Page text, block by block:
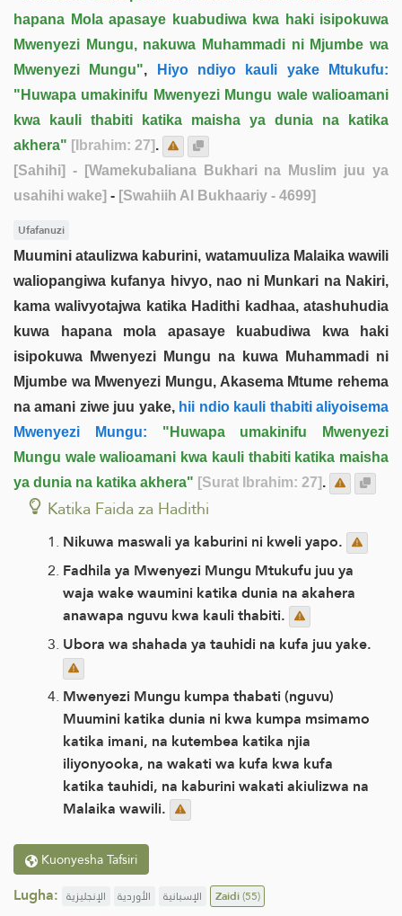
hapana Mola apasaye kuabudiwa kwa haki isipokuwa
Mwenyezi Mungu, nakuwa Muhammadi ni Mjumbe wa
Mwenyezi Mungu", Hiyo ndiyo kauli yake Mtukufu:
"Huwapa umakinifu Mwenyezi Mungu wale walioamani
kwa kauli thabiti katika maisha ya dunia na katika
akhera" [Ibrahim: 27].
[Sahihi] - [Wamekubaliana Bukhari na Muslim juu ya
usahihi wake] - [Swahiih Al Bukhaariy - 4699]
Ufafanuzi
Muumini ataulizwa kaburini, watamuuliza Malaika wawili
waliopangiwa kufanya hivyo, nao ni Munkari na Nakiri,
kama walivyotajwa katika Hadithi kadhaa, atashuhudia
kuwa hapana mola apasaye kuabudiwa kwa haki
isipokuwa Mwenyezi Mungu na kuwa Muhammadi ni
Mjumbe wa Mwenyezi Mungu, Akasema Mtume rehema
na amani ziwe juu yake,hii ndio kauli thabiti aliyoisema
Mwenyezi Mungu:
"Huwapa umakinifu Mwenyezi
Mungu wale walioamani kwa kauli thabiti katika maisha
ya dunia na katika akhera" [Surat Ibrahim: 27].
Katika Faida za Hadithi
Nikuwa maswali ya kaburini ni kweli yapo.
Fadhila ya Mwenyezi Mungu Mtukufu juu ya
waja wake waumini katika dunia na akahera
anawapa nguvu kwa kauli thabiti.
Ubora wa shahada ya tauhidi na kufa juu yake.
Mwenyezi Mungu kumpa thabati (nguvu)
Muumini katika dunia ni kwa kumpa msimamo
katika imani, na kutembea katika njia
iliyonyooka, na wakati wa kufa kwa kufa
katika tauhidi, na kaburini wakati akiulizwa na
Malaika wawili.
Kuonyesha Tafsiri
Lugha: الإنجليزية الأوردية الإسبانية Zaidi(55)